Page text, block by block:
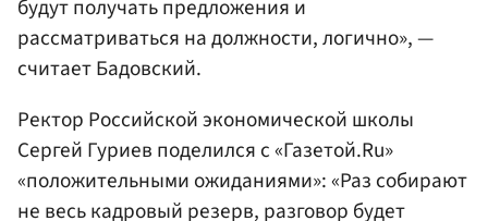
будут получать предложения и
рассматриваться на должности, логично», —
считает Бадовский.
Ректор Российской экономической школы
Сергей Гуриев поделился с «Газетой.Ru»
«положительными ожиданиями»: «Раз собирают
не весь кадровый резерв, разговор будет